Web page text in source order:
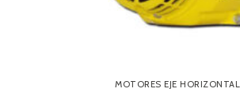
MOTORES EJE HORIZONTAL